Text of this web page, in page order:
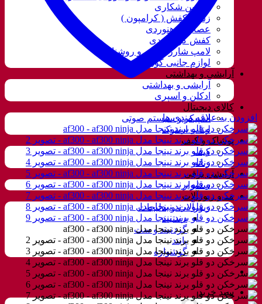
دوربین شکاری
زنجیر کفش ( کرامپون )
عصای کوهنوردی
کفش کوهنوردی
لامپ شارژی، نور و روشنایی
لوازم جانبی کوهنوردی
آرایشی و بهداشتی
آرایشی و بهداشتی
ادکلن و اسپری
کالای دیجیتال
اسپیکر و سیستم صوتی
لپتاب استوک
پوشاک و کیف
کیف
زنانه
آرایشی برقی
سشوار
مد و زیورآلات
زیورآلات و بدلیجات
دستبند
گردنبند و ست
پابند
گوشواره
سبد خرید
افزودن به علاقه مندی ها